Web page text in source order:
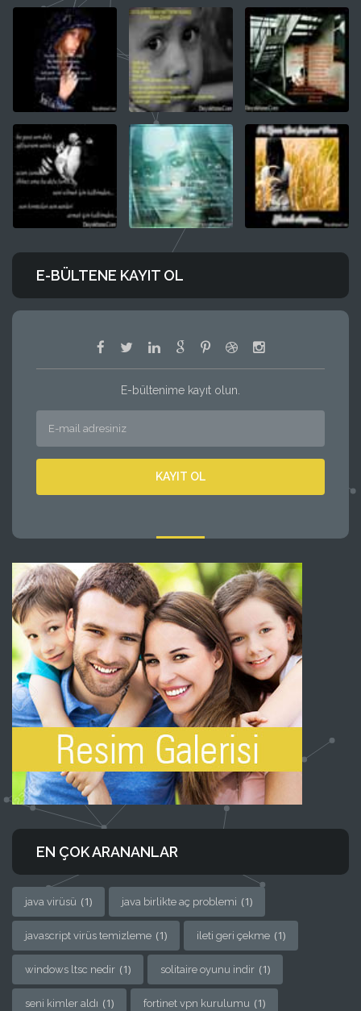
E-BÜLTENE KAYIT OL
E-bültenime kayıt olun.
EN ÇOK ARANANLAR
java virüsü (1) java birlikte aç problemi (1)
javascript virüs temizleme (1) ileti geri çekme (1)
windows ltsc nedir (1) solitaire oyunu indir (1)
seni kimler aldı (1) fortinet vpn kurulumu (1)